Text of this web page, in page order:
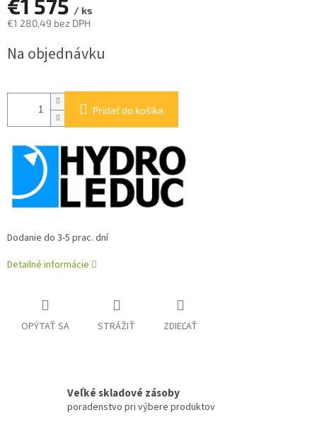
€1 575 / ks
€1 280,49 bez DPH
cena:
Na objednávku
Pridať do košíka
Dodanie do 3-5 prac. dní
Detailné informácie
OPÝTAŤ SA STRÁŽIŤ ZDIEĽAŤ
Veľké skladové zásoby
poradenstvo pri výbere produktov